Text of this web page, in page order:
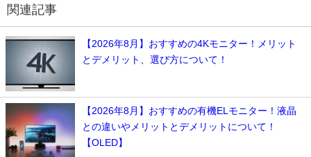
関連記事
【2026年8月】おすすめの4Kモニター！メリット
とデメリット、選び方について！
【2026年8月】おすすめの有機ELモニター！液晶
との違いやメリットとデメリットについて！
【OLED】